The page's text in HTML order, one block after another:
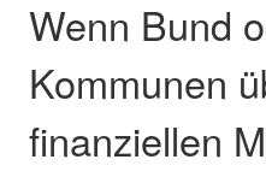
Wenn Bund
Kommunen
finanziellen